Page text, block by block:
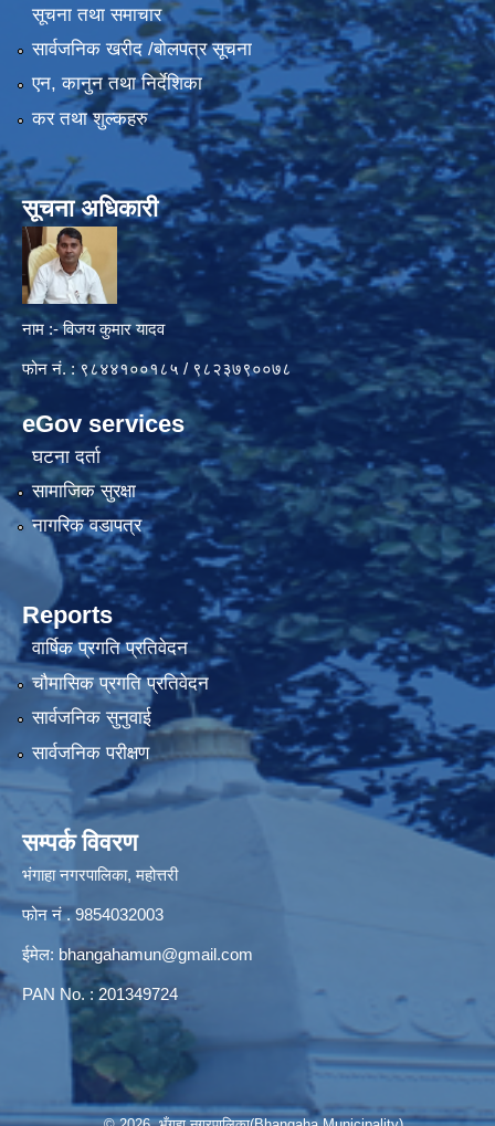
सूचना तथा समाचार
सार्वजनिक खरीद /बोलपत्र सूचना
एन, कानुन तथा निर्देशिका
कर तथा शुल्कहरु
सूचना अधिकारी
नाम :- विजय कुमार यादव
फोन नं. : ९८४४१००१८५ / ९८२३७९००७८
eGov services
घटना दर्ता
सामाजिक सुरक्षा
नागरिक वडापत्र
Reports
वार्षिक प्रगति प्रतिवेदन
चौमासिक प्रगति प्रतिवेदन
सार्वजनिक सुनुवाई
सार्वजनिक परीक्षण
सम्पर्क विवरण
भंगाहा नगरपालिका, महोत्तरी
फोन नं . 9854032003
ईमेल: bhangahamun@gmail.com
PAN No. : 201349724